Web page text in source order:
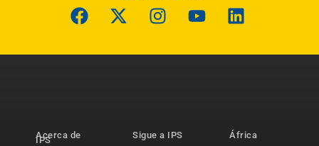
Acerca de
IPS
Sigue a IPS
África